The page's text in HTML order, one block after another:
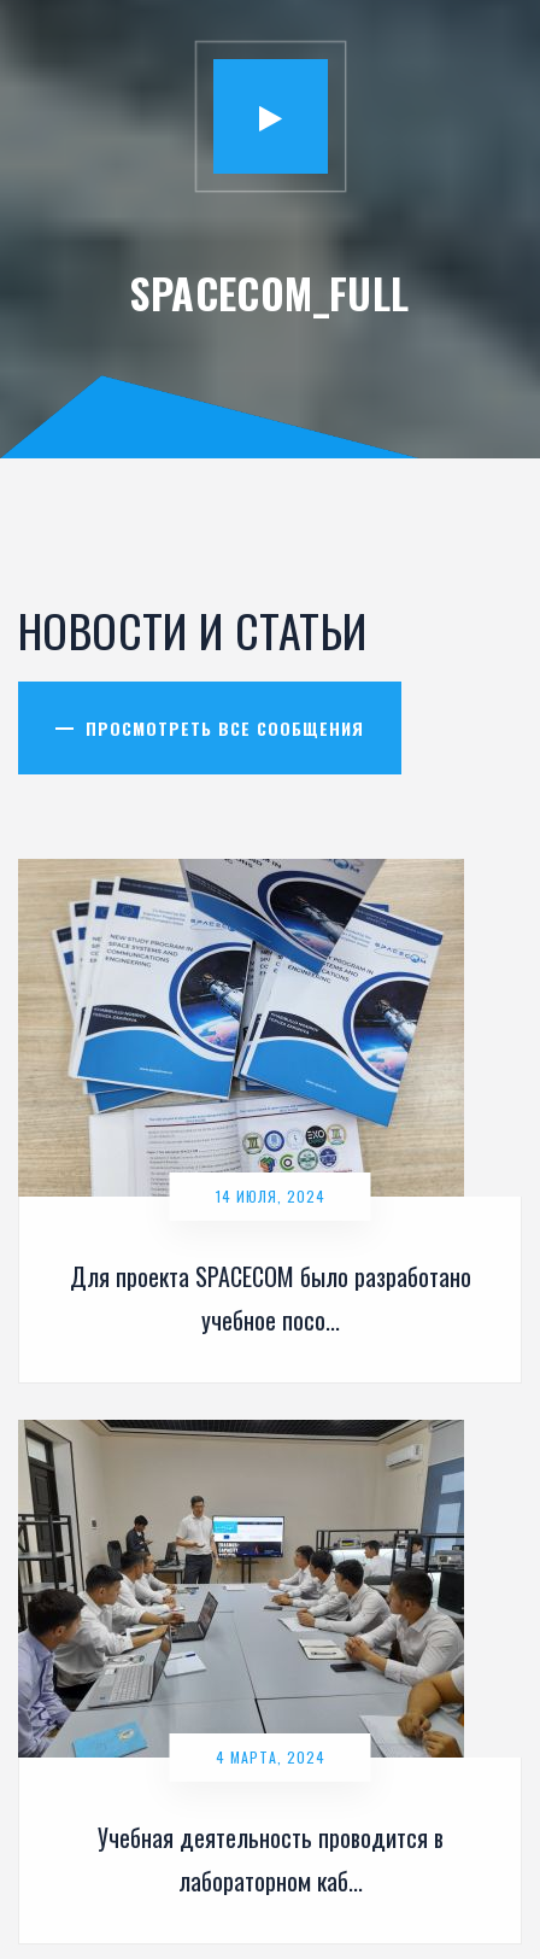
SPACECOM_FULL
НОВОСТИ И СТАТЬИ
ПРОСМОТРЕТЬ ВСЕ СООБЩЕНИЯ
Для проекта SPACECOM было разработано
учебное посо...
14 ИЮЛЯ, 2024
Учебная деятельность проводится в
лабораторном каб...
4 МАРТА, 2024